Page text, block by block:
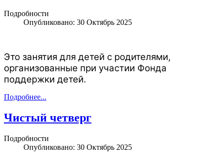
Подробности
Опубликовано: 30 Октябрь 2025
Это занятия для детей с родителями,
организованные при участии Фонда
поддержки детей.
Подробнее...
Чистый четверг
Подробности
Опубликовано: 30 Октябрь 2025